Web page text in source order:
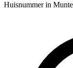
Huisnummer in